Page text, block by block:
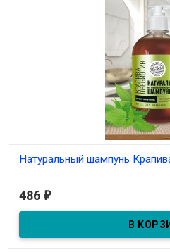
Натуральный шампунь
486 ₽